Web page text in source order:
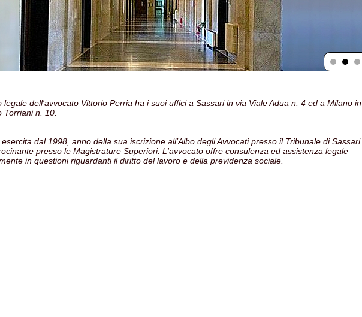
legale dell'avvocato Vittorio Perria ha i suoi uffici a Sassari in via Viale Adua n. 4 ed a Milano in
Torriani n. 10.
dal 1998, anno della sua iscrizione all’Albo degli Avvocati presso il Tribunale di Sassari
presso le Magistrature Superiori. L'avvocato offre consulenza ed assistenza legale
in questioni riguardanti il diritto del lavoro e della previdenza sociale.